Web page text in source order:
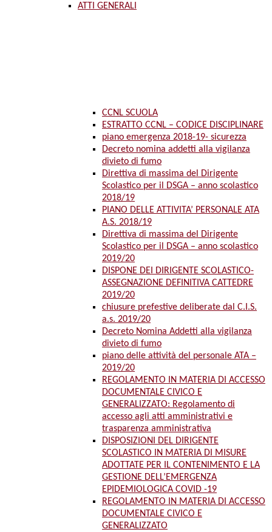
ATTI GENERALI
CCNL SCUOLA
ESTRATTO CCNL – CODICE DISCIPLINARE
piano emergenza 2018-19- sicurezza
Decreto nomina addetti alla vigilanza
divieto di fumo
Direttiva di massima del Dirigente
Scolastico per il DSGA – anno scolastico
2018/19
PIANO DELLE ATTIVITA’ PERSONALE ATA
A.S. 2018/19
Direttiva di massima del Dirigente
Scolastico per il DSGA – anno scolastico
2019/20
DISPONE DEI DIRIGENTE SCOLASTICO-
ASSEGNAZIONE DEFINITIVA CATTEDRE
2019/20
chiusure prefestive deliberate dal C.I.S.
a.s. 2019/20
Decreto Nomina Addetti alla vigilanza
divieto di fumo
piano delle attività del personale ATA –
2019/20
REGOLAMENTO IN MATERIA DI ACCESSO
DOCUMENTALE CIVICO E
GENERALIZZATO: Regolamento di
accesso agli atti amministrativi e
trasparenza amministrativa
DISPOSIZIONI DEL DIRIGENTE
SCOLASTICO IN MATERIA DI MISURE
ADOTTATE PER IL CONTENIMENTO E LA
GESTIONE DELL’EMERGENZA
EPIDEMIOLOGICA COVID -19
REGOLAMENTO IN MATERIA DI ACCESSO
DOCUMENTALE CIVICO E
GENERALIZZATO